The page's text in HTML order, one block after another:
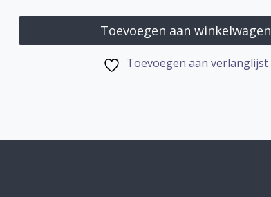
Toevoegen aan winkelwagen
Toevoegen aan verlanglijst